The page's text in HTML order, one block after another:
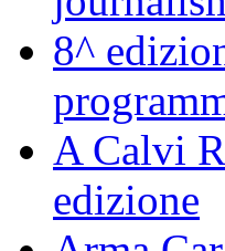
8^
A Calvi
edizione